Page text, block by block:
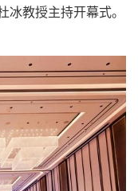
冰教授主持开幕式。